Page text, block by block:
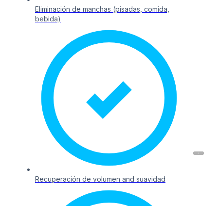
Eliminación de manchas (pisadas, comida,
bebida)
Recuperación de volumen and suavidad